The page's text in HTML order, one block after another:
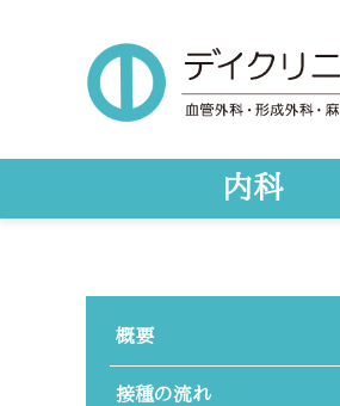
内科
概要
接種の流れ